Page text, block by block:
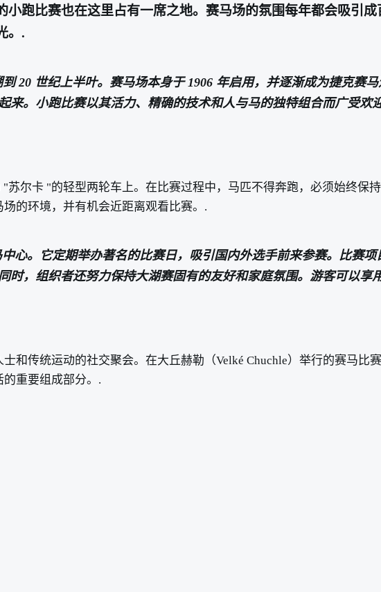
跑比赛也在这里占有一席之地。赛马场的氛围每年都会吸引
。.
20 世纪上半叶。赛马场本身于 1906 年启用，并逐渐成为捷克赛
来。小跑比赛以其活力、精确的技术和人与马的独特组合而广受欢
尔卡 "的轻型两轮车上。在比赛过程中，马匹不得奔跑，必须始终保
的环境，并有机会近距离观看比赛。.
心。它定期举办著名的比赛日，吸引国内外选手前来参赛。比赛
时，组织者还努力保持大湖赛固有的友好和家庭氛围。游客可以享
和传统运动的社交聚会。在大丘赫勒（Velké Chuchle）举行的赛马比
重要组成部分。.